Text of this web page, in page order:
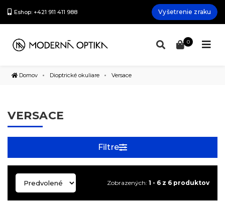
Eshop: +421 911 411 988 Vyšetrenie zraku
0
Domov Dioptrické okuliare Versace
VERSACE
Filtre
Zobrazených: 1 - 6 z 6 produktov